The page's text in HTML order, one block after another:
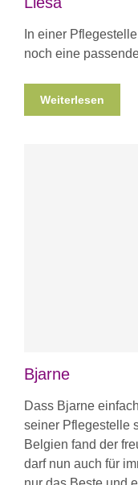
In einer
noch eine
Weiterlesen
Bjarne
Dass Bjarne
seiner Pflegestelle
Belgien fand der
darf nun auch für